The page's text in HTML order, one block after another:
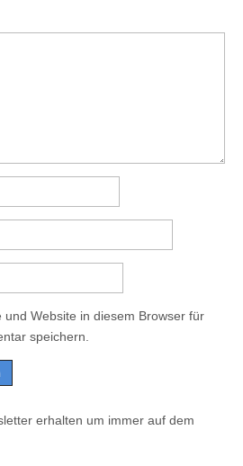
und Website in diesem Browser für
speichern.
erhalten um immer auf dem